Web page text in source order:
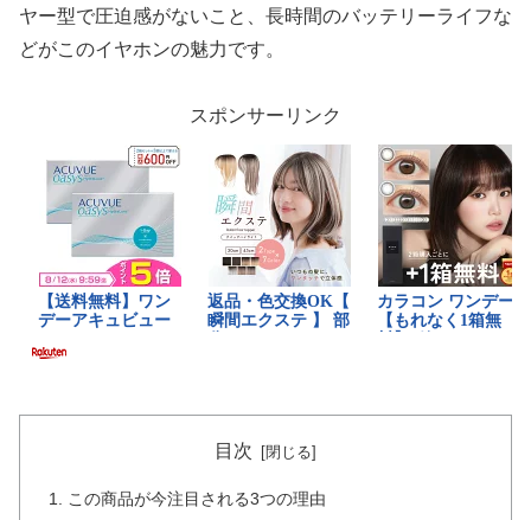
ヤー型で圧迫感がないこと、長時間のバッテリーライフな
どがこのイヤホンの魅力です。
スポンサーリンク
目次
この商品が今注目される3つの理由